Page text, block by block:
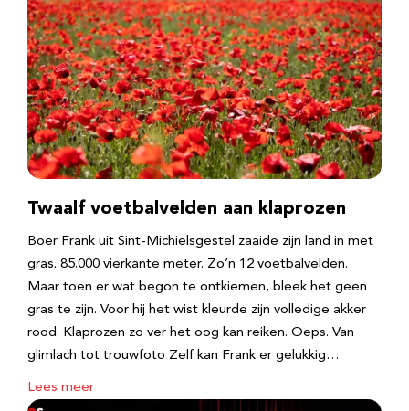
Twaalf voetbalvelden aan klaprozen
Boer Frank uit Sint-Michielsgestel zaaide zijn land in met
gras. 85.000 vierkante meter. Zo’n 12 voetbalvelden.
Maar toen er wat begon te ontkiemen, bleek het geen
gras te zijn. Voor hij het wist kleurde zijn volledige akker
rood. Klaprozen zo ver het oog kan reiken. Oeps. Van
glimlach tot trouwfoto Zelf kan Frank er gelukkig…
Lees meer